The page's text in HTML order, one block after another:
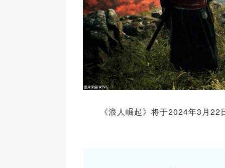
《浪人崛起》将于2024年3月22